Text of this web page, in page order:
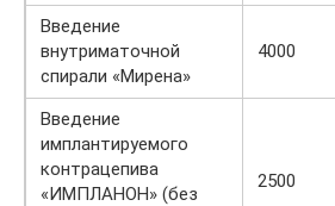
Введение
внутриматочной
спирали «Мирена»
4000
Введение
имплантируемого
контрацепива
«ИМПЛАНОН» (без
2500